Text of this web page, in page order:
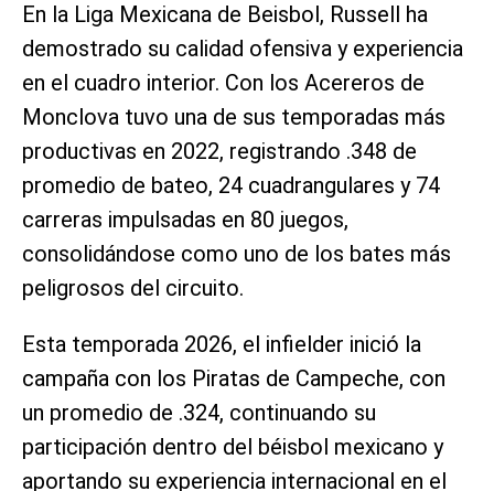
En la Liga Mexicana de Beisbol, Russell ha
demostrado su calidad ofensiva y experiencia
en el cuadro interior. Con los Acereros de
Monclova tuvo una de sus temporadas más
productivas en 2022, registrando .348 de
promedio de bateo, 24 cuadrangulares y 74
carreras impulsadas en 80 juegos,
consolidándose como uno de los bates más
peligrosos del circuito.
Esta temporada 2026, el infielder inició la
campaña con los Piratas de Campeche, con
un promedio de .324, continuando su
participación dentro del béisbol mexicano y
aportando su experiencia internacional en el